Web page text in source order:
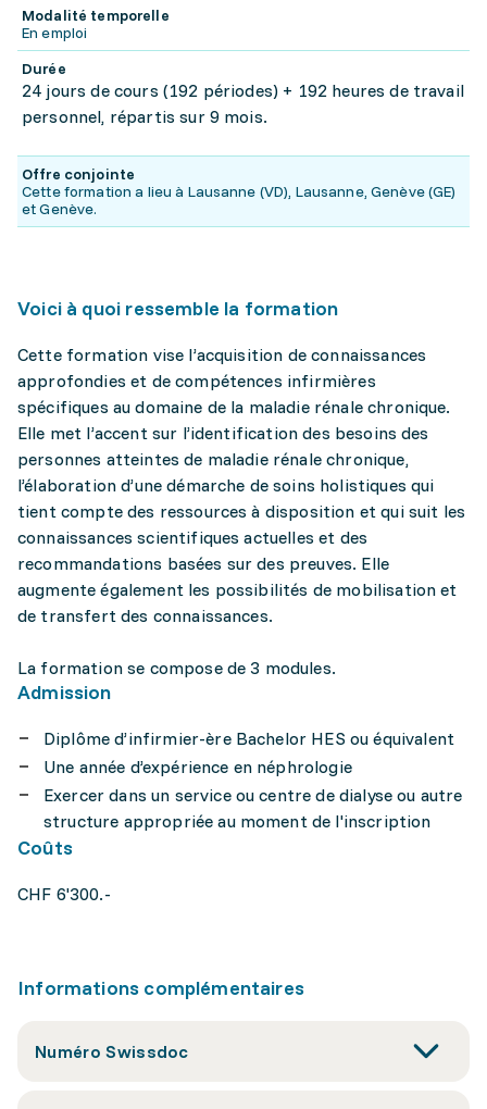
Modalité temporelle
En emploi
Durée
24 jours de cours (192 périodes) + 192 heures de travail
personnel, répartis sur 9 mois.
Offre conjointe
Cette formation a lieu à Lausanne (VD), Lausanne, Genève (GE)
et Genève.
Voici à quoi ressemble la formation
Cette formation vise l’acquisition de connaissances
approfondies et de compétences infirmières
spécifiques au domaine de la maladie rénale chronique.
Elle met l’accent sur l’identification des besoins des
personnes atteintes de maladie rénale chronique,
l’élaboration d’une démarche de soins holistiques qui
tient compte des ressources à disposition et qui suit les
connaissances scientifiques actuelles et des
recommandations basées sur des preuves. Elle
augmente également les possibilités de mobilisation et
de transfert des connaissances.
La formation se compose de 3 modules.
Admission
Diplôme d’infirmier-ère Bachelor HES ou équivalent
Une année d’expérience en néphrologie
Exercer dans un service ou centre de dialyse ou autre
structure appropriée au moment de l'inscription
Coûts
CHF 6'300.-
Informations complémentaires
Numéro Swissdoc